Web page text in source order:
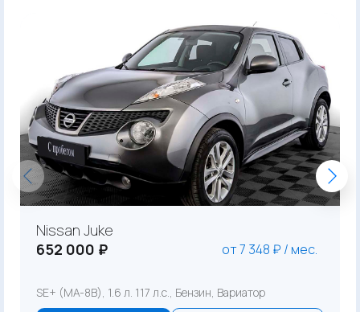
Nissan Juke
652 000 ₽
от 7 348 ₽ / мес.
SE+ (MA-8B), 1.6 л. 117 л.с., Бензин, Вариатор